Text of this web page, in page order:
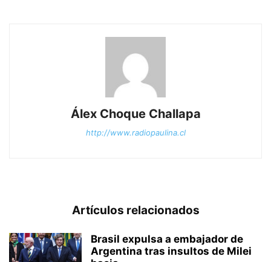
Álex Choque Challapa
http://www.radiopaulina.cl
Artículos relacionados
Brasil expulsa a embajador de
Argentina tras insultos de Milei